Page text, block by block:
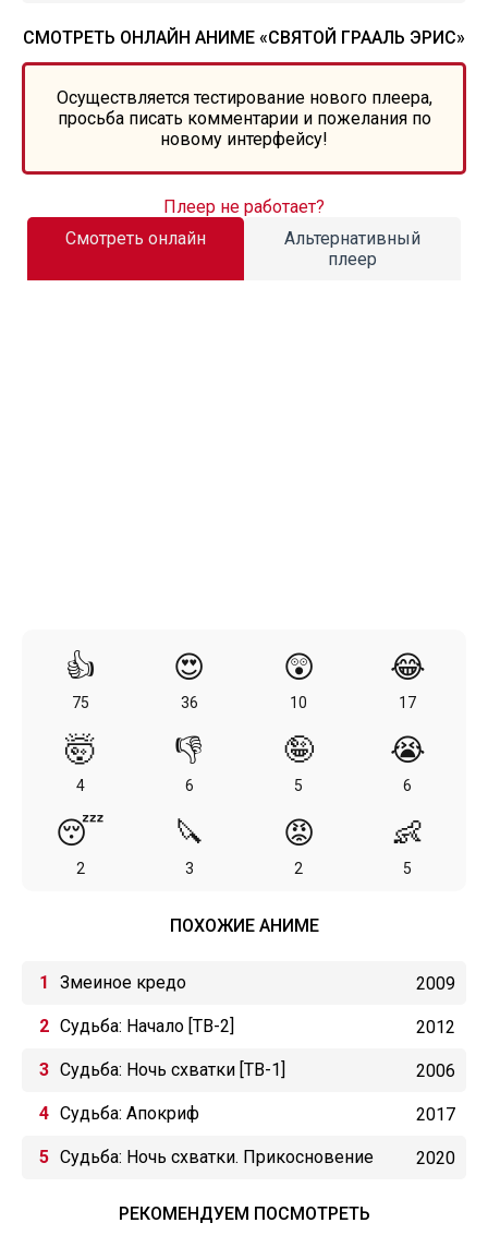
СМОТРЕТЬ ОНЛАЙН АНИМЕ «СВЯТОЙ ГРААЛЬ ЭРИС»
Осуществляется тестирование нового плеера,
просьба писать комментарии и пожелания по
новому интерфейсу!
Смотреть онлайн
Альтернативный
плеер
Плеер не работает?
👍
75
😍
36
😲
10
😂
17
🤯
4
👎
6
🤪
5
😭
6
😴
2
🔪
3
😡
2
👶
5
ПОХОЖИЕ АНИМЕ
Змеиное кредо 2009
Судьба: Начало [ТВ-2] 2012
Судьба: Ночь схватки [ТВ-1] 2006
Судьба: Апокриф 2017
Судьба: Ночь схватки. Прикосновение 2020
РЕКОМЕНДУЕМ ПОСМОТРЕТЬ